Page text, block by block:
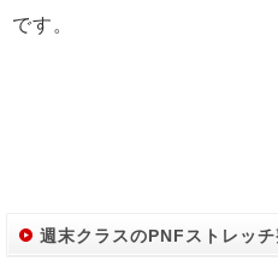
です。
週末クラスのPNFストレッ